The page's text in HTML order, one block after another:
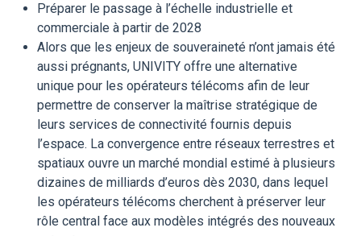
Préparer le passage à l’échelle industrielle et
commerciale à partir de 2028
Alors que les enjeux de souveraineté n’ont jamais été
aussi prégnants, UNIVITY offre une alternative
unique pour les opérateurs télécoms afin de leur
permettre de conserver la maîtrise stratégique de
leurs services de connectivité fournis depuis
l’espace. La convergence entre réseaux terrestres et
spatiaux ouvre un marché mondial estimé à plusieurs
dizaines de milliards d’euros dès 2030, dans lequel
les opérateurs télécoms cherchent à préserver leur
rôle central face aux modèles intégrés des nouveaux